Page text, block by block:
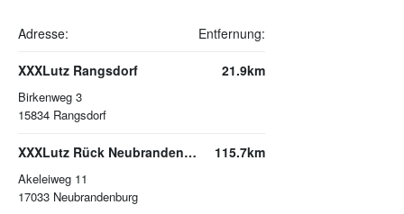
Adresse: Entfernung:
XXXLutz Rangsdorf
Birkenweg 3
15834 Rangsdorf
21.9km
XXXLutz Rück Neubrandenburg
Akeleiweg 11
17033 Neubrandenburg
115.7km